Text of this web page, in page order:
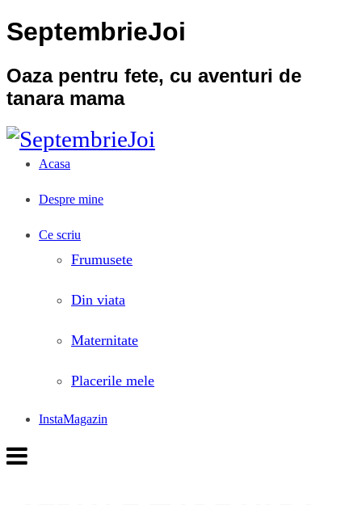
SeptembrieJoi
Oaza pentru fete, cu aventuri de
tanara mama
Acasa
Despre mine
Ce scriu
Frumusete
Din viata
Maternitate
Placerile mele
InstaMagazin